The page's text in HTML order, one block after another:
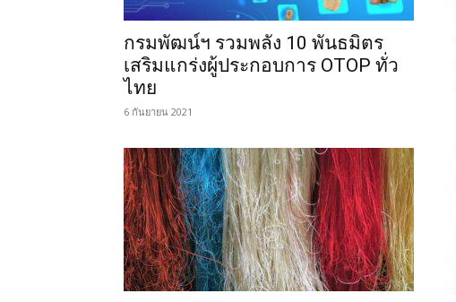
กรมพัฒน์ฯ รวมพลัง 10 พันธมิตร
เสริมแกร่งผู้ประกอบการ OTOP ทั่ว
ไทย
6 กันยายน 2021